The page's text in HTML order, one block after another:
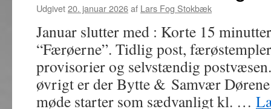
150
Udgivet20. januar 2026af Lars Fog Stokbæk
Januar slutter med : Korte 15
“Færøerne”. Tidlig post,
provisorier og selvstændig
øvrigt er der Bytte & Samvær
møde starter som sædvanligt kl. …